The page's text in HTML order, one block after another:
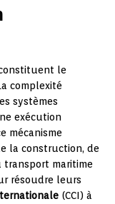
le
complexité
systèmes
exécution
mécanisme
la construction, de
transport maritime
résoudre leurs
(CCI) à